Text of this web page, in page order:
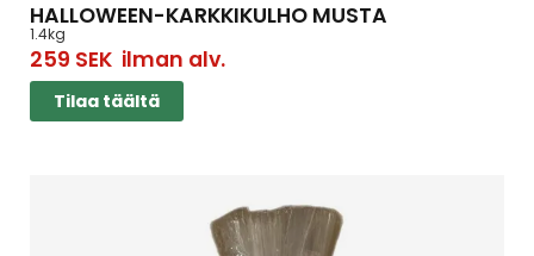
HALLOWEEN-KARKKIKULHO MUSTA
1.4kg
259 SEKilman alv.
Tilaa täältä